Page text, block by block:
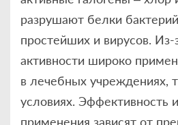
разрушают белки
простейших и вирусов. Из-
активности широко
в лечебных учреждениях,
условиях. Эффективность
применения зависят от